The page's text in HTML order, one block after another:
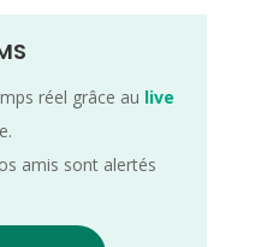
réel grâce au live
amis sont alertés